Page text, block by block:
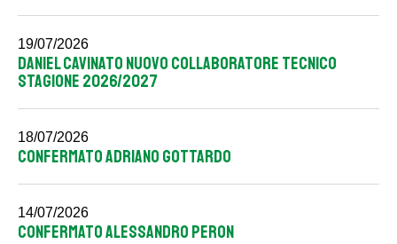
19/07/2026
DANIEL CAVINATO NUOVO COLLABORATORE TECNICO
STAGIONE 2026/2027
18/07/2026
CONFERMATO ADRIANO GOTTARDO
14/07/2026
CONFERMATO ALESSANDRO PERON